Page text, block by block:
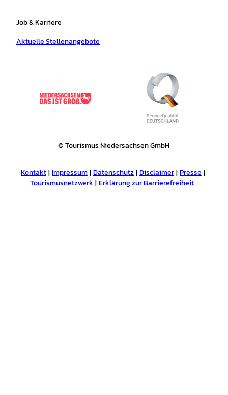
Job & Karriere
Aktuelle Stellenangebote
© Tourismus Niedersachsen GmbH
Kontakt Impressum Datenschutz Disclaimer Presse
Tourismusnetzwerk Erklärung zur Barrierefreiheit